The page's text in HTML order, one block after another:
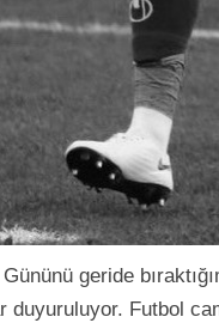
geride
duyuruluyor. Futbol